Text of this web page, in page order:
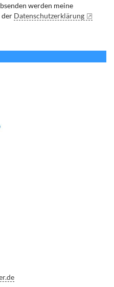
werden meine
der Datenschutzerklärung